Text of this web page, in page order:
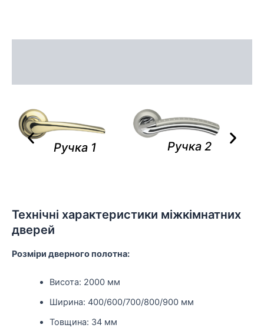
Ручка 1 Ручка 2
Технічні характеристики міжкімнатних
дверей
Розміри дверного полотна:
Висота: 2000 мм
Ширина: 400/600/700/800/900 мм
Товщина: 34 мм